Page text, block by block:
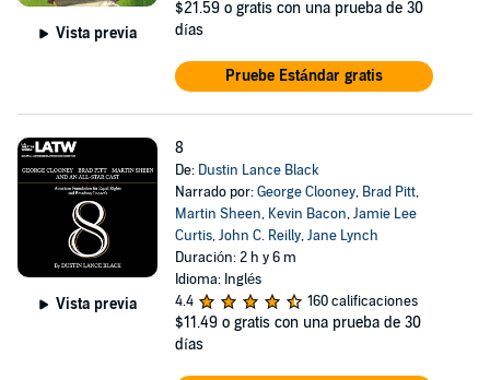
Vista previa
$21.59 o gratis con una prueba de 30
días
Pruebe Estándar gratis
Vista previa
8
De: Dustin Lance Black
Narrado por:George Clooney, Brad Pitt,
Martin Sheen, Kevin Bacon,Jamie Lee
Curtis,John C. Reilly,Jane Lynch
Duración: 2 h y 6 m
Idioma: Inglés
4.4
160 calificaciones
$11.49 o gratis con una prueba de 30
días